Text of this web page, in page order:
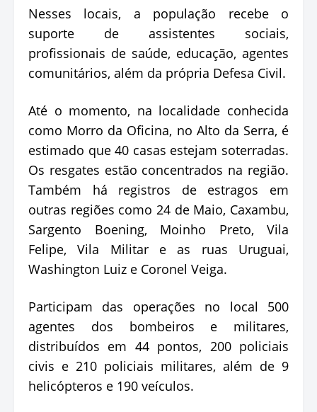
Nesses locais, a população recebe o
suporte de assistentes sociais,
profissionais de saúde, educação, agentes
comunitários, além da própria Defesa Civil.
Até o momento, na localidade conhecida
como Morro da Oficina, no Alto da Serra, é
estimado que 40 casas estejam soterradas.
Os resgates estão concentrados na região.
Também há registros de estragos em
outras regiões como 24 de Maio, Caxambu,
Sargento Boening, Moinho Preto, Vila
Felipe, Vila Militar e as ruas Uruguai,
Washington Luiz e Coronel Veiga.
Participam das operações no local 500
agentes dos bombeiros e militares,
distribuídos em 44 pontos, 200 policiais
civis e 210 policiais militares, além de 9
helicópteros e 190 veículos.